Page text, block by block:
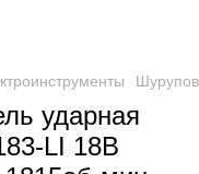
ударная
LI 18В